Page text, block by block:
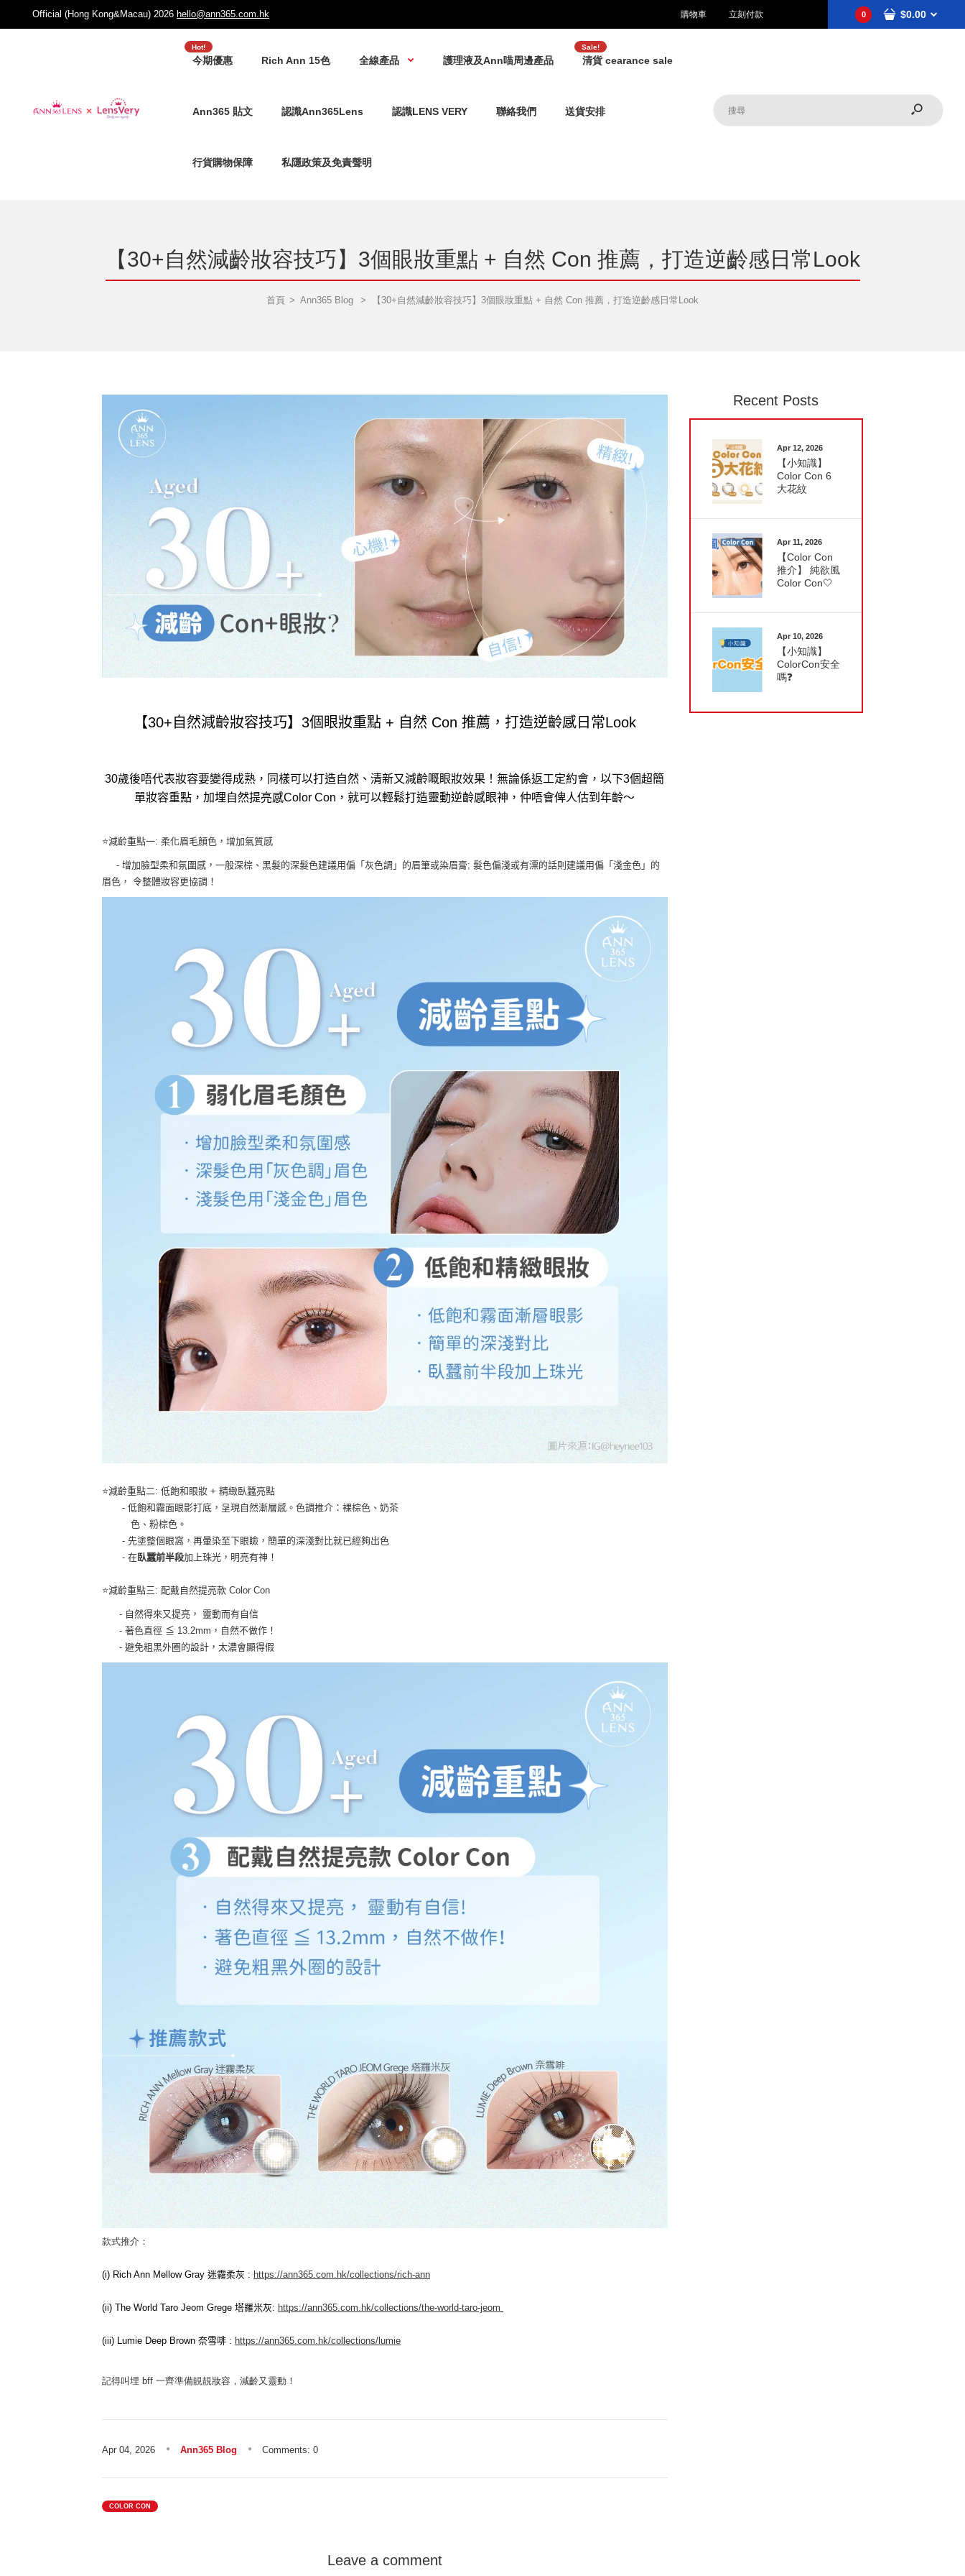
Official (Hong Kong&Macau) 2026 hello@ann365.com.hk 購物車 立刻付款 0 $0.00
今期優惠
Hot!
Rich Ann 15色 全線產品 護理液及Ann喵周邊產品 清貨 cearance sale
Sale!
Ann365 貼文 認識Ann365Lens 認識LENS VERY 聯絡我們 送貨安排
行貨購物保障 私隱政策及免責聲明
【30+自然減齡妝容技巧】3個眼妝重點 + 自然 Con 推薦，打造逆齡感日常Look
首頁 Ann365 Blog 【30+自然減齡妝容技巧】3個眼妝重點 + 自然 Con 推薦，打造逆齡感日常Look
【30+ 自然減齡妝容技巧】 3個眼妝重點+ 自然 Con 推薦，打造逆齡感日常Look
30歲後唔代表妝容要變得成熟，同樣可以打造自然、清新又減齡嘅眼妝效果！無論係返工定約會，以下3個超簡
單妝容重點，加埋自然提亮感Color Con ，就可以輕鬆打造靈動逆齡感眼神，仲唔會俾人估到年齡～
⭐️減齡重點一: 柔化眉毛顏色，增加氣質感
- 增加臉型柔和氛圍感，一般深棕、黑髮的深髮色建議用偏「灰色調」的眉筆或染眉膏; 髮色偏淺或有漂的話則建議用偏「淺金色」的
眉色， 令整體妝容更協調！
⭐️減齡重點二: 低飽和眼妝 + 精緻臥蠶亮點
- 低飽和霧面眼影打底，呈現自然漸層感。色調推介：裸棕色、奶茶
色、粉棕色。
- 先塗整個眼窩，再暈染至下眼瞼，簡單的深淺對比就已經夠出色
- 在臥蠶前半段加上珠光，明亮有神！
⭐️減齡重點三: 配戴自然提亮款 Color Con
- 自然得來又提亮， 靈動而有自信
- 著色直徑 ≦ 13.2mm ，自然不做作！
- 避免粗黑外圈的設計，太濃會顯得假
款式推介：
(i) Rich Ann Mellow Gray 迷霧柔灰 : https://ann365.com.hk/collections/rich-ann
(ii) The World Taro Jeom Grege 塔羅米灰: https://ann365.com.hk/collections/the-world-taro-jeom
(iii) Lumie Deep Brown 奈雪啡 : https://ann365.com.hk/collections/lumie
記得叫埋 bff 一齊準備靚靚妝容，減齡又靈動！
Apr 04, 2026 Ann365 Blog Comments: 0
COLOR CON
Leave a comment
Recent Posts
Apr 12, 2026
【小知識】
Color Con 6
大花紋
Apr 11, 2026
【Color Con
推介】 純欲風
Color Con🤍
Apr 10, 2026
【小知識】
ColorCon安全
嗎❓